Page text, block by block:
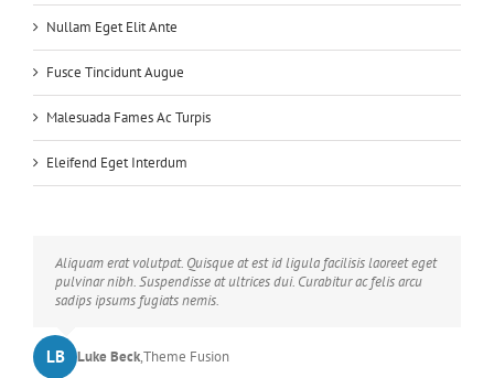
Nullam Eget Elit Ante
Fusce Tincidunt Augue
Malesuada Fames Ac Turpis
Eleifend Eget Interdum
Neque porro quisquam est, qui dolorem ipsum quia dolor sit amet,
consec tetur, adipisci velit, sed quia non numquam eius modi
tempora voluptas amets unser.
JD John Doe,My Company
Aliquam erat volutpat. Quisque at est id ligula facilisis laoreet eget
pulvinar nibh. Suspendisse at ultrices dui. Curabitur ac felis arcu
sadips ipsums fugiats nemis.
LB Luke Beck,Theme Fusion